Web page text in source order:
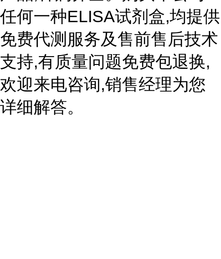
任何一种ELISA试剂盒,均提供
免费代测服务及售前售后技术
支持,有质量问题免费包退换,
欢迎来电咨询,销售经理为您
详细解答。